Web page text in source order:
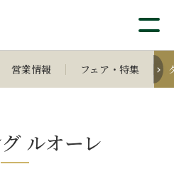
営業情報 フェア・特集
ルオーレ